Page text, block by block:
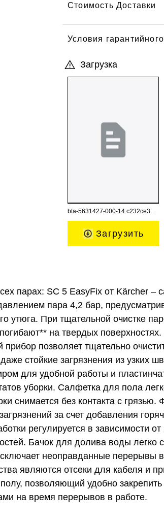
Стоимость Доставки
Условия
Загрузка
bta-5631427-000-14 c232ce32-31a8-49a4-baab-b7ae6dfa13ea.pdf
Загрузить
парах: SC 5 EasyFix от Kärcher –
пара 4,2 бар,
утюга. При тщательной очистке
на твердых
позволяет тщательно
стойкие загрязнения из узких
для удобной работы и
уборки. Салфетка для пола
снимается без контакта с грязью.
за счет добавления
регулируется в зависимости
Бачок для долива воды легко
неоправданные перерывы
являются отсеки для кабеля и
позволяющий удобно закрепить
на время перерывов в работе.